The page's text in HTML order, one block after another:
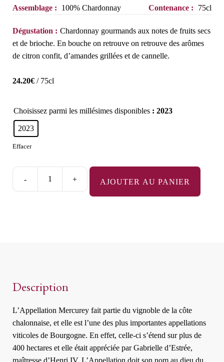
Assemblage : 100% Chardonnay Contenance : 75cl
Dégustation : Chardonnay gourmands aux notes de fruits secs
et de brioche. En bouche on retrouve on retrouve des arômes
de citron confit, d’amandes grillées et de cannelle.
24.20€ / 75cl
Choisissez parmi les millésimes disponibles : 2023
2023
Effacer
-
quantité
de
+ AJOUTER AU PANIER
Description
L’Appellation Mercurey fait partie du vignoble de la côte
chalonnaise, et elle est l’une des plus importantes appellations
viticoles de Bourgogne. En effet, celle-ci s’étend sur plus de
400 hectares et elle était appréciée par Gabrielle d’Estrée,
maîtresse d’Henri IV. L’Appellation doit son nom au dieu du